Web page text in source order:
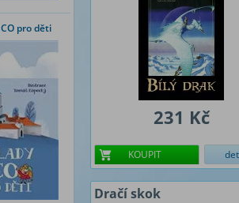
pro děti
231 Kč
KOUPIT
Dračí skok